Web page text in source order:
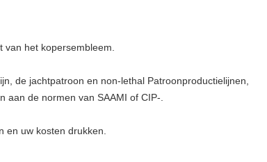
het kopersembleem.
de jachtpatroon en non-lethal Patroonproductielijnen,
de normen van SAAMI of CIP-.
en uw kosten drukken.